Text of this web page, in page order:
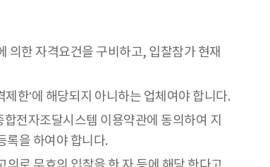
의한 자격요건을 구비하고, 입찰참가 현재
한’에 해당되지 아니하는 업체여야 합니다.
전자조달시스템 이용약관에 동의하여 지
을 하여야 합니다.